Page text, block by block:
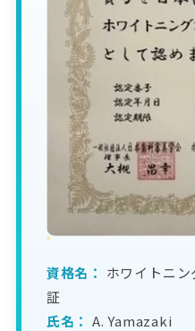
資格名： ホワイトニ
証
氏名： A. Yamazaki